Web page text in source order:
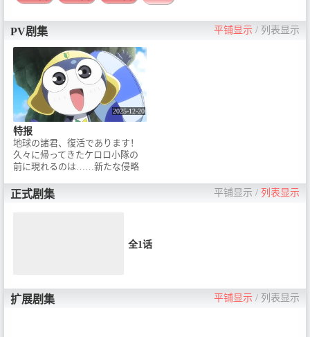
PV剧集 平铺显示 / 列表显示
2025-12-20
特报
地球の諸君、復活であります！
久々に帰ってきたケロロ小隊の
前に現れるのは……新たな侵略
史上最大スケールで贈るアクシ
ョンコメディが誕生！2026年夏
（KADOKAWA刊）脚本・総監
督：福田雄一 / 監督：追崎史敏 /
ギロロ伍長：中田譲治 / クルル曹
長：子安武人 / ドロロ兵長：草尾
正式剧集 平铺显示 / 列表显示
全1话
扩展剧集 平铺显示 / 列表显示